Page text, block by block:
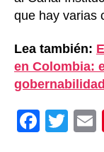
que hay varias
Lea también:
en Colombia:
F
T